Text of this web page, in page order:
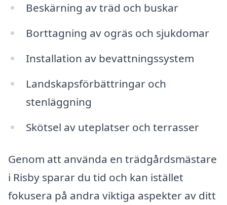
Beskärning av träd och buskar
Borttagning av ogräs och sjukdomar
Installation av bevattningssystem
Landskapsförbättringar och
stenläggning
Skötsel av uteplatser och terrasser
Genom att använda en trädgårdsmästare
i Risby sparar du tid och kan istället
fokusera på andra viktiga aspekter av ditt